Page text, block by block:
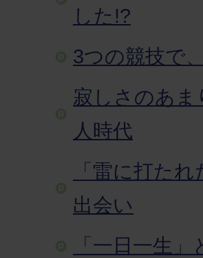
した!?
3つの競技で
寂しさのあま
人時代
「雷に打た
出会い
「一日一生